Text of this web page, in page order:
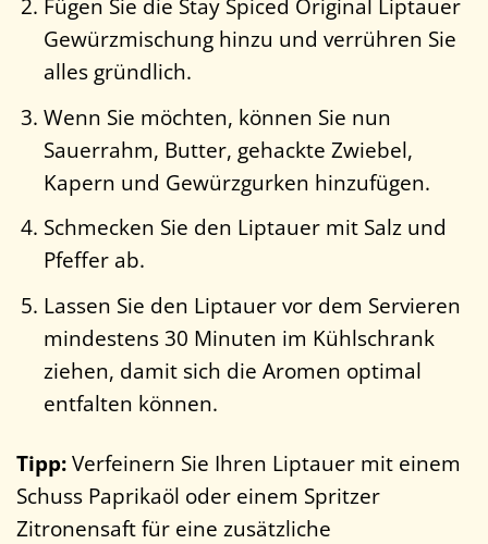
Fügen Sie die Stay Spiced Original Liptauer
Gewürzmischung hinzu und verrühren Sie
alles gründlich.
Wenn Sie möchten, können Sie nun
Sauerrahm, Butter, gehackte Zwiebel,
Kapern und Gewürzgurken hinzufügen.
Schmecken Sie den Liptauer mit Salz und
Pfeffer ab.
Lassen Sie den Liptauer vor dem Servieren
mindestens 30 Minuten im Kühlschrank
ziehen, damit sich die Aromen optimal
entfalten können.
Tipp:Verfeinern Sie Ihren Liptauer mit einem
Schuss Paprikaöl oder einem Spritzer
Zitronensaft für eine zusätzliche